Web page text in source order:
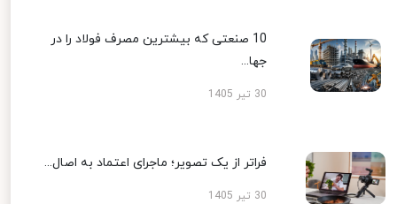
10 صنعتی که بیشترین مصرف فولاد را در
جها...
30 تیر 1405
فراتر از یک تصویر؛ ماجرای اعتماد به اصال...
30 تیر 1405